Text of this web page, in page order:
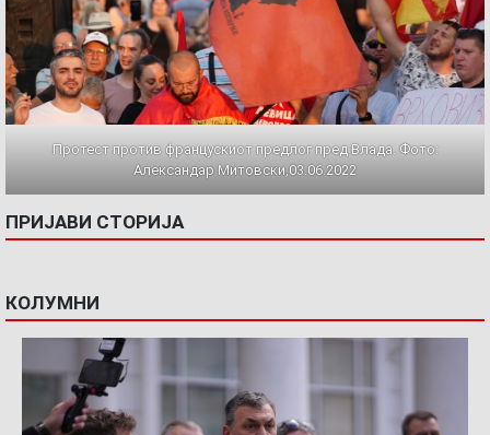
Протест против францускиот предлог пред Влада. Фото:
Александар Митовски,03.06.2022
ПРИЈАВИ СТОРИЈА
КОЛУМНИ